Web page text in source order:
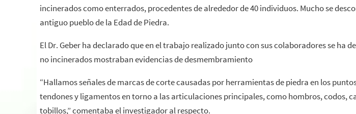
incinerados como enterrados, procedentes de alrededor de 40 individuos. Mucho se
antiguo pueblo de la Edad de Piedra.
El Dr. Geber ha declarado que en el trabajo realizado junto con sus colaboradores se ha
no incinerados mostraban evidencias de desmembramiento
“Hallamos señales de marcas de corte causadas por herramientas de piedra en los
tendones y ligamentos en torno a las articulaciones principales, como hombros, codos,
tobillos,” comentaba el investigador al respecto.